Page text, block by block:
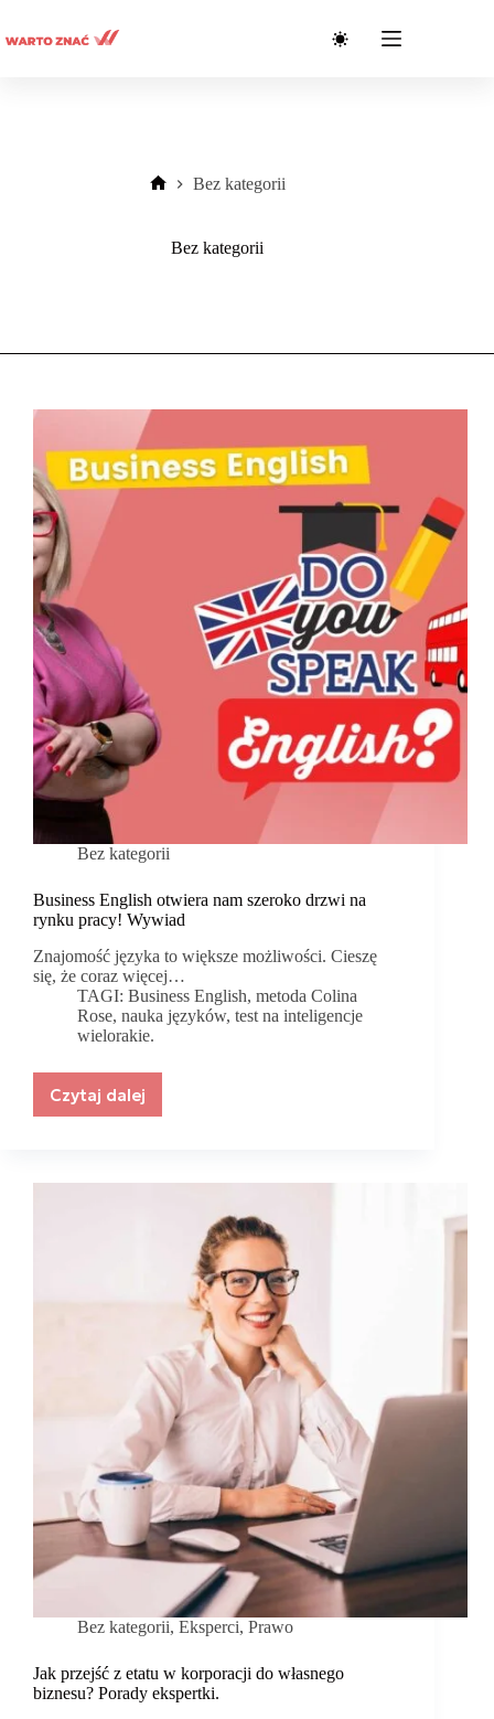
treści
Bez kategorii
Bez kategorii
Bez kategorii
Business English otwiera nam szeroko drzwi na
rynku pracy! Wywiad
Znajomość języka to większe możliwości. Cieszę
się, że coraz więcej…
TAGI: Business English,metoda Colina
Rose, nauka języków, test na inteligencje
wielorakie.
Czytaj dalej
Business
szeroko
Bez kategorii, Eksperci, Prawo
Jak przejść z etatu w korporacji do własnego
biznesu? Porady ekspertki.